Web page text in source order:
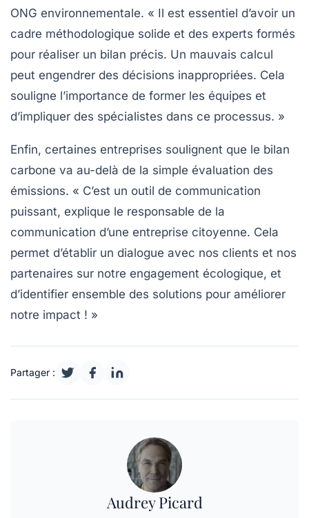
ONG environnementale. « Il est essentiel d’avoir un
cadre méthodologique solide et des experts formés
pour réaliser un bilan précis. Un mauvais calcul
peut engendrer des décisions inappropriées. Cela
souligne l’importance de former les équipes et
d’impliquer des spécialistes dans ce processus. »
Enfin, certaines entreprises soulignent que le bilan
carbone va au-delà de la simple évaluation des
émissions. « C’est un outil de communication
puissant, explique le responsable de la
communication d’une entreprise citoyenne. Cela
permet d’établir un dialogue avec nos clients et nos
partenaires sur notre engagement écologique, et
d’identifier ensemble des solutions pour améliorer
notre impact ! »
Partager :
Audrey Picard